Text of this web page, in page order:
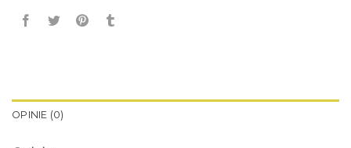
OPINIE (0)